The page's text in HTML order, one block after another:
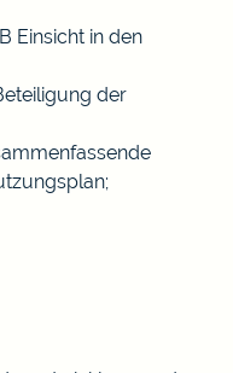
Einsicht in den
der